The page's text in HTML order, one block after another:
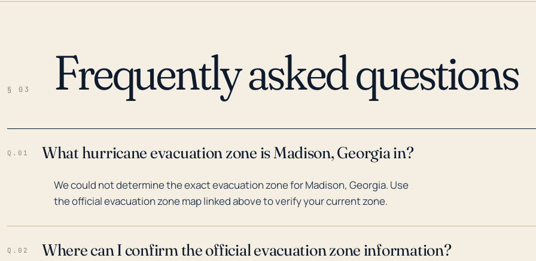
§ 03 Frequently asked questions
Q.01 What hurricane evacuation zone is Madison, Georgia in?
We could not determine the exact evacuation zone for Madison, Georgia. Use
the official evacuation zone map linked above to verify your current zone.
Q.02 Where can I confirm the official evacuation zone information?